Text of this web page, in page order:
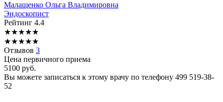
Малащенко Ольга Владимировна
Эндоскопист
Рейтинг 4.4
★★★★★
★★★★★
Отзывов 3
Цена первичного приема
5100 руб.
Вы можете записаться к этому врачу по телефону 499 519-38-
52